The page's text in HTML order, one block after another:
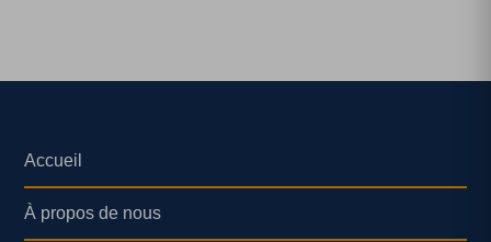
Accueil
À propos de nous